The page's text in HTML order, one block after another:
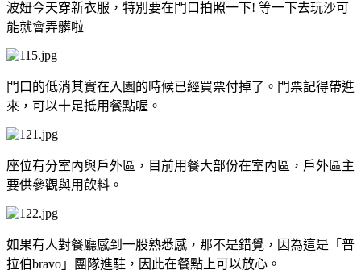
波妞今天穿新衣服，特別要在門口拍照一下! 等一下去玩沙可
能就會弄髒啦
門口的低消其實在入園的時候已經買票付掉了。門票記得帶進
來，可以十足抵用餐點喔。
座位有分室內與戶外區，目前用餐大部份在室內區，戶外區主
要供參觀與用飲料。
如果有人對餐廳感到一股熟悉感，那不是錯覺，因為這是「普
拉伯bravo」團隊進駐，因此在餐點上可以放心。